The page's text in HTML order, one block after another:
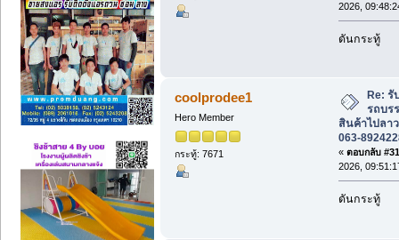
2026,
ดันกระทู้
coolprodee1
Hero Member
กระทู้: 7671
Re: รั
รถบร
สินค้าไปลา
063-
« ตอบกลับ
2026,
ดันกระทู้